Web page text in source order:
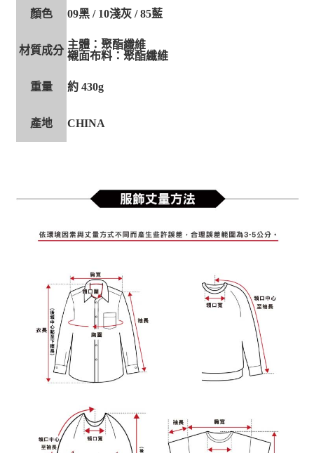
顏色 09黑 / 10淺灰 / 85藍
材質成分 主體：聚酯纖維
襯面布料：聚酯纖維
重量 約 430g
產地 CHINA